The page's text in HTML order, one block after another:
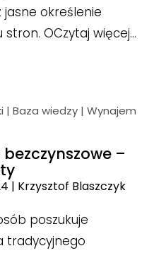
określenie
stron. OCzytaj więcej…
| Baza wiedzy| Wynajem
–
| Krzysztof Blaszczyk
poszukuje
tradycyjnego